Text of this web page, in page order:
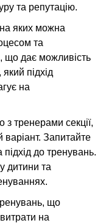
та репутацію.
на яких можна
та
що дає можливість
підхід
на
з тренерами секції,
варіант. Запитайте
підхід до тренувань.
дитини та
що
на